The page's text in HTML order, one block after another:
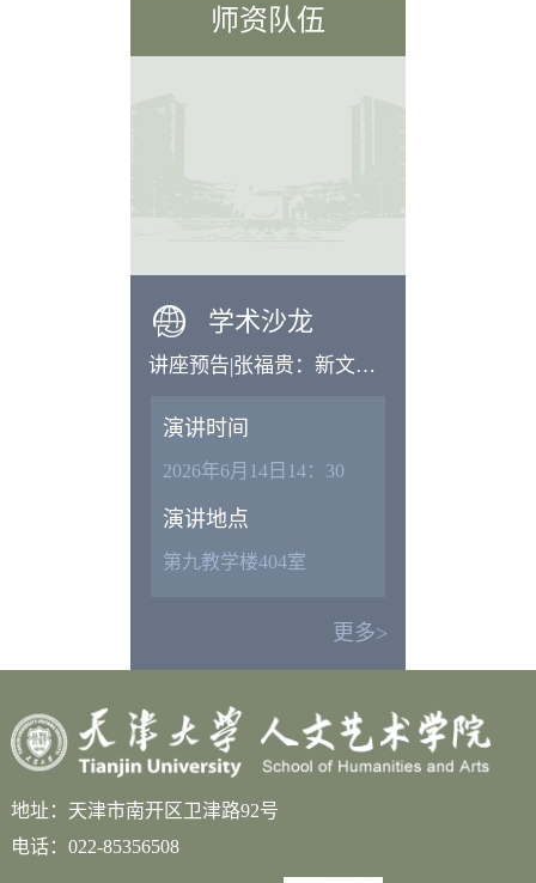
师资队伍
学术沙龙
讲座预告|张福贵：新文科
关问题
演讲时间
2026年6月14日14：30
演讲地点
第九教学楼404室
更多>
地址：天津市南开区卫津路92号
电话：022-85356508